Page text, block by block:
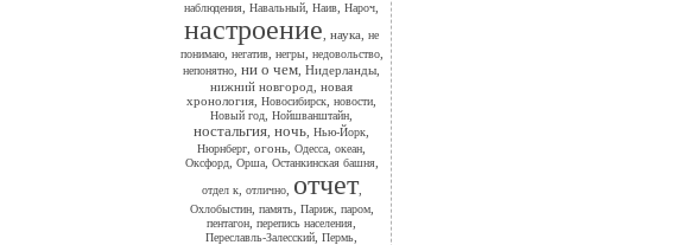
наблюдения Навальный Наив Нароч
настроение наука
не
понимаю, негатив, негры, недовольство,
непонятно ни о чем Нидерланды
нижний новгород новая
хронология Новосибирск новости
Новый год Нойшванштайн
ностальгия ночь Нью-Йорк
Нюрнберг огонь Одесса океан
Оксфорд, Орша, Останкинская башня,
отдел к, отлично, отчет,
Охлобыстин, память, Париж, паром,
пентагон перепись населения
Переславль-Залесский Пермь